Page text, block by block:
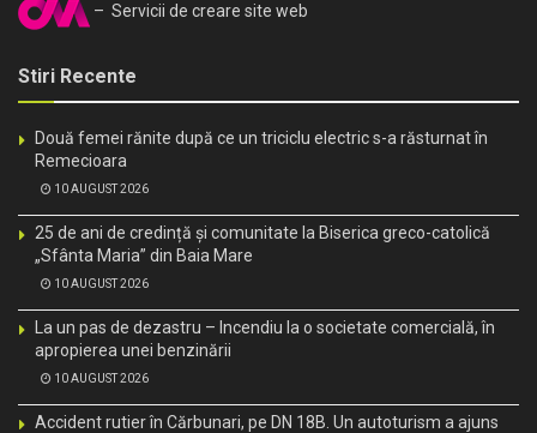
– Servicii de creare site web
Stiri Recente
Două femei rănite după ce un triciclu electric s-a răsturnat în
Remecioara
10 AUGUST 2026
25 de ani de credință și comunitate la Biserica greco-catolică
„Sfânta Maria” din Baia Mare
10 AUGUST 2026
La un pas de dezastru – Incendiu la o societate comercială, în
apropierea unei benzinării
10 AUGUST 2026
Accident rutier în Cărbunari, pe DN 18B. Un autoturism a ajuns